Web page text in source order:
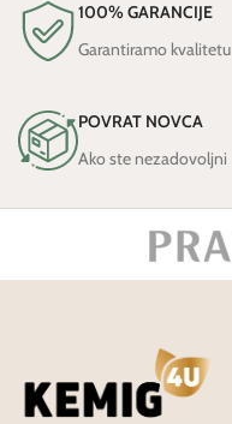
100% GARANCIJE
Garantiramo kvalitetu
POVRAT NOVCA
Ako ste nezadovoljni